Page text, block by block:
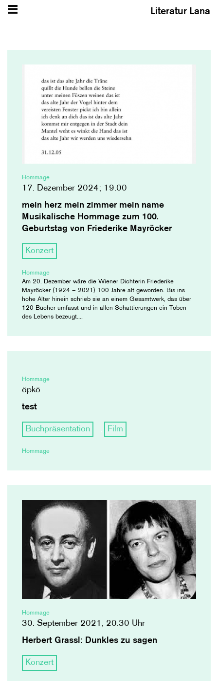
Hommage
17. Dezember 2024; 19.00
mein herz mein zimmer mein name
Musikalische Hommage zum 100.
Geburtstag von Friederike Mayröcker
Konzert
Hommage
Am 20. Dezember wäre die Wiener Dichterin Friederike
Mayröcker (1924 – 2021) 100 Jahre alt geworden. Bis ins
hohe Alter hinein schrieb sie an einem Gesamtwerk, das über
120 Bücher umfasst und in allen Schattierungen ein Toben
des Lebens bezeugt....
Hommage
öpkö
test
Buchpräsentation , Film
Hommage
Hommage
30. September 2021, 20.30 Uhr
Herbert Grassl: Dunkles zu sagen
Konzert
Literatur Lana